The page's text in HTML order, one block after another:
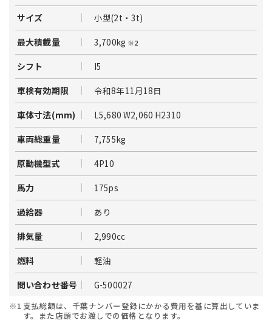
サイズ 小型(2t・3t)
最大積載量 3,700kg ※2
シフト I5
車検有効期限 令和8年11月18日
車体寸法(mm) L5,680 W2,060 H2310
車両総重量 7,755kg
原動機型式 4P10
馬力 175ps
過給器 あり
排気量 2,990cc
燃料 軽油
問い合わせ番号 G-500027
※1 支払総額は、千葉ナンバー登録にかかる費用を基に算出していま
す。また店頭でお渡しでの価格となります。